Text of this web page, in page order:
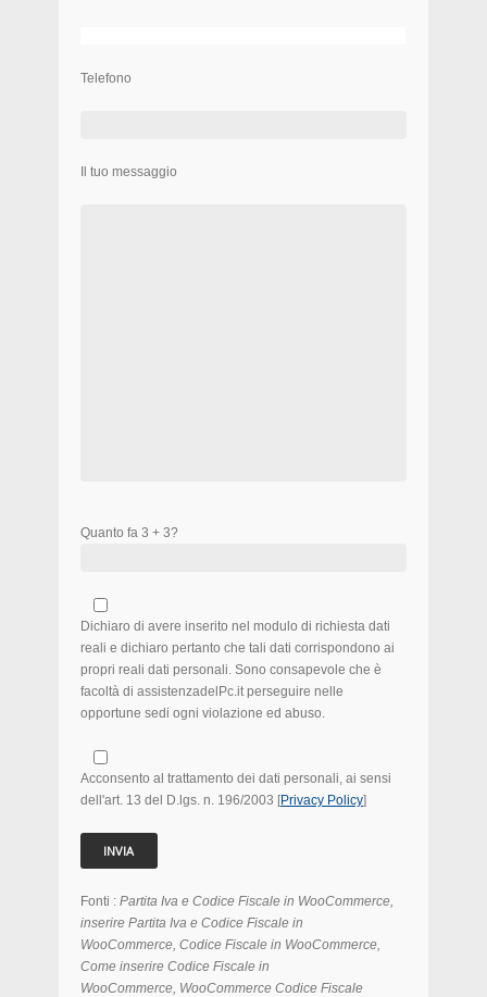
Telefono
Il tuo messaggio
Quanto fa 3 + 3?
Dichiaro di avere inserito nel modulo di richiesta dati
reali e dichiaro pertanto che tali dati corrispondono ai
propri reali dati personali. Sono consapevole che è
facoltà di assistenzadelPc.it perseguire nelle
opportune sedi ogni violazione ed abuso.
Acconsento al trattamento dei dati personali, ai sensi
dell'art. 13 del D.lgs. n. 196/2003 [Privacy Policy]
Fonti : Partita Iva e Codice Fiscale in WooCommerce,
inserire Partita Iva e Codice Fiscale in
WooCommerce, Codice Fiscale in WooCommerce,
Come inserire Codice Fiscale in
WooCommerce, WooCommerce Codice Fiscale